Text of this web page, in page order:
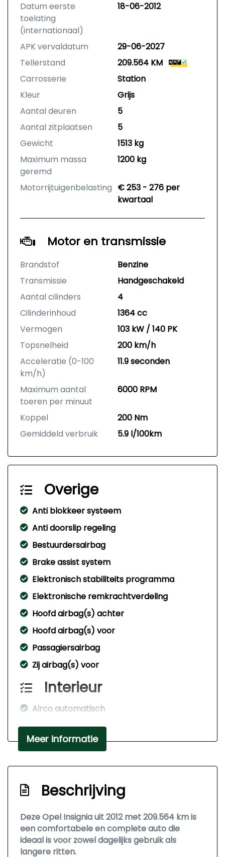
Datum eerste
toelating
(internationaal)
18-06-2012
APK vervaldatum
29-06-2027
Tellerstand
209.564 KM
Carrosserie
Station
Kleur
Grijs
Aantal deuren
5
Aantal zitplaatsen
5
Gewicht
1513 kg
Maximum massa
geremd
1200 kg
Motorrijtuigenbelasting € 253 - 276 per
kwartaal
Motor en transmissie
Brandstof
Benzine
Transmissie
Handgeschakeld
Aantal cilinders
4
Cilinderinhoud
1364 cc
Vermogen
103 kW / 140 PK
Topsnelheid
200 km/h
Acceleratie (0-100
km/h)
11.9 seconden
Maximum aantal
toeren per minuut
6000 RPM
Koppel
200 Nm
Gemiddeld verbruik
5.9 l/100km
Overige
Anti blokkeer systeem
Anti doorslip regeling
Bestuurdersairbag
Brake assist system
Elektronisch stabiliteits programma
Elektronische remkrachtverdeling
Hoofd airbag(s) achter
Hoofd airbag(s) voor
Passagiersairbag
Zij airbag(s) voor
Interieur
Airco automatisch
Armsteun achter
Armsteun voor
Stuur en versnellingspook (kunst)leder
Stuur leder en multifunctioneel
Exterieur
Meer informatie
Beschrijving
Deze Opel Insignia uit 2012 met 209.564 km is
een comfortabele en complete auto die
ideaal is voor zowel dagelijks gebruik als
langere ritten.